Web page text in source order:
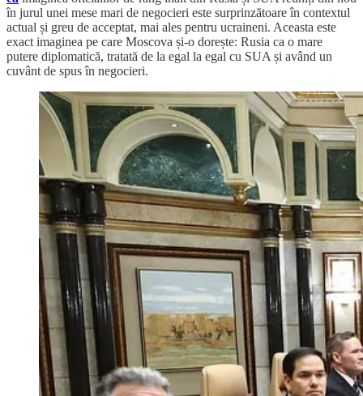
în jurul unei mese mari de negocieri este surprinzătoare în contextul
actual și greu de acceptat, mai ales pentru ucraineni. Aceasta este
exact imaginea pe care Moscova și-o dorește: Rusia ca o mare
putere diplomatică, tratată de la egal la egal cu SUA și având un
cuvânt de spus în negocieri.